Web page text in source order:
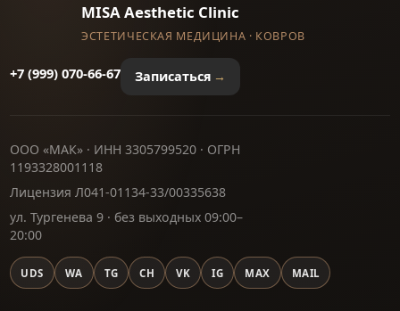
MISA Aesthetic Clinic
ЭСТЕТИЧЕСКАЯ МЕДИЦИНА · КОВРОВ
+7 (999) 070-66-67 Записаться
ООО «МАК» · ИНН 3305799520 · ОГРН
1193328001118
Лицензия Л041-01134-33/00335638
ул. Тургенева 9 · без выходных 09:00–
20:00
UDS WA TG CH VK IG MAX MAIL